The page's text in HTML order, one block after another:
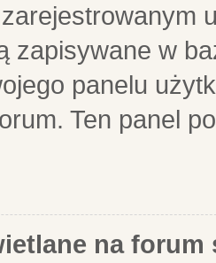
zapisywane w
panelu
Ten panel
na forum